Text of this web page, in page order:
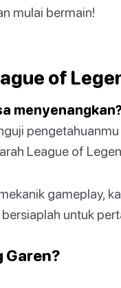
mulai bermain!
of
League of
gameplay,
untuk
Garen?